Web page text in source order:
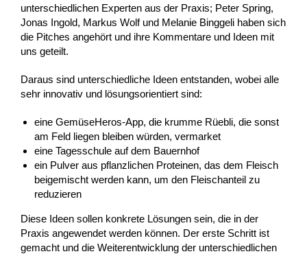
unterschiedlichen Experten aus der Praxis; Peter Spring,
Jonas Ingold, Markus Wolf und Melanie Binggeli haben sich
die Pitches angehört und ihre Kommentare und Ideen mit
uns geteilt.
Daraus sind unterschiedliche Ideen entstanden, wobei alle
sehr innovativ und lösungsorientiert sind:
eine GemüseHeros-App, die krumme Rüebli, die sonst
am Feld liegen bleiben würden, vermarket
eine Tagesschule auf dem Bauernhof
ein Pulver aus pflanzlichen Proteinen, das dem Fleisch
beigemischt werden kann, um den Fleischanteil zu
reduzieren
Diese Ideen sollen konkrete Lösungen sein, die in der
Praxis angewendet werden können. Der erste Schritt ist
gemacht und die Weiterentwicklung der unterschiedlichen